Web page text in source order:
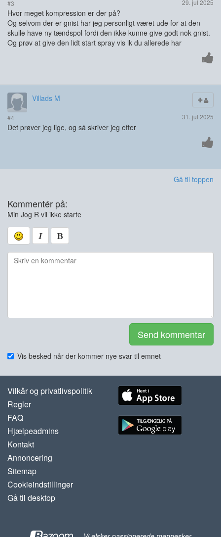
#3 29. jul 2025
Hvor meget kompression er der på?
Og selvom der er gnist har jeg personligt været ude for at den
skulle have ny tændspol fordi den ikke kunne give godt nok gnist.
Og prøv at give den lidt start spray vis ik du allerede har
Villads M
#4 31. jul 2025
Det prøver jeg lige, og så skriver jeg efter
Gå til toppen
Kommentér på:
Min Jog R vil ikke starte
Send kommentar
Vis besked når der kommer nye svar til emnet
Vilkår og privatlivspolitik
Regler
FAQ
Hjælpeadmins
Kontakt
Annoncering
Sitemap
Cookieindstillinger
Gå til desktop